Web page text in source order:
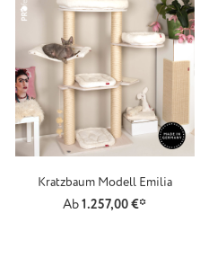
Kratzbaum Modell Emilia
Ab1.257,00 €*